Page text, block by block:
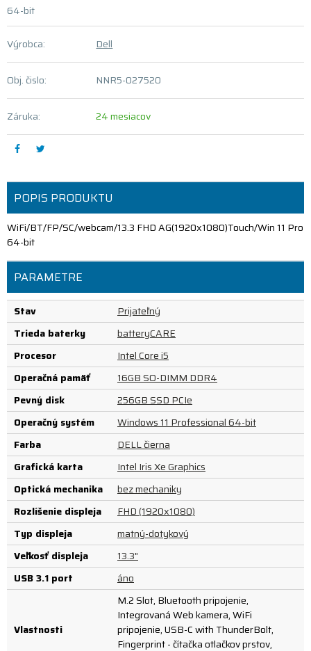
64-bit
Výrobca: Dell
Obj. čislo: NNR5-027520
Záruka: 24 mesiacov
POPIS PRODUKTU
WiFi/BT/FP/SC/webcam/13.3 FHD AG(1920x1080)Touch/Win 11 Pro
64-bit
PARAMETRE
Stav
Prijateľný
Trieda baterky
batteryCARE
Procesor
Intel Core i5
Operačná pamäť
16GB SO-DIMM DDR4
Pevný disk
256GB SSD PCIe
Operačný systém
Windows 11 Professional 64-bit
Farba
DELL čierna
Grafická karta
Intel Iris Xe Graphics
Optická mechanika
bez mechaniky
Rozlíšenie displeja
FHD (1920x1080)
Typ displeja
matný-dotykový
Veľkosť displeja
13.3"
USB 3.1 port
áno
Vlastnosti
M.2 Slot, Bluetooth pripojenie,
Integrovaná Web kamera, WiFi
pripojenie, USB-C with ThunderBolt,
Fingerprint - čítačka otlačkov prstov,